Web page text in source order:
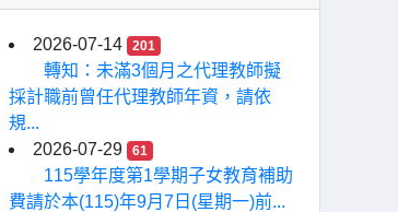
2026-07-14 201
轉知：未滿3個月之代理教師擬
採計職前曾任代理教師年資，請依
規...
2026-07-29
61
115學年度第1學期子女教育補助
費請於本(115)年9月7日(星期一)前...